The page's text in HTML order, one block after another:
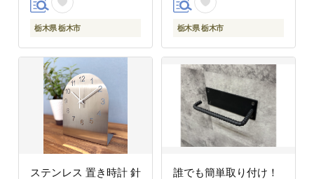
栃木県 栃木市 栃木県 栃木市
ステンレス 置き時計 針
誰でも簡単取り付け！